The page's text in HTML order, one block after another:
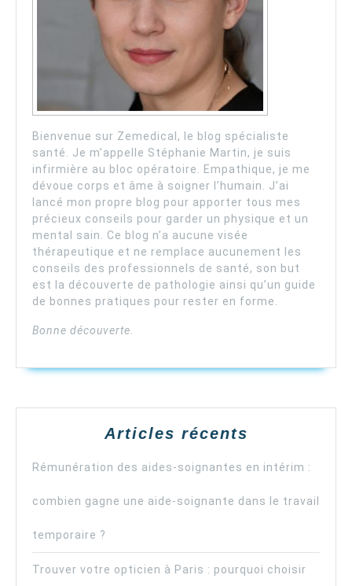
Bienvenue sur Zemedical, le blog spécialiste
santé. Je m’appelle Stéphanie Martin, je suis
infirmière au bloc opératoire. Empathique, je me
dévoue corps et âme à soigner l’humain. J’ai
lancé mon propre blog pour apporter tous mes
précieux conseils pour garder un physique et un
mental sain. Ce blog n’a aucune visée
thérapeutique et ne remplace aucunement les
conseils des professionnels de santé, son but
est la découverte de pathologie ainsi qu’un guide
de bonnes pratiques pour rester en forme.
Bonne découverte.
Articles récents
Rémunération des aides-soignantes en intérim :
combien gagne une aide-soignante dans le travail
temporaire ?
Trouver votre opticien à Paris : pourquoi choisir